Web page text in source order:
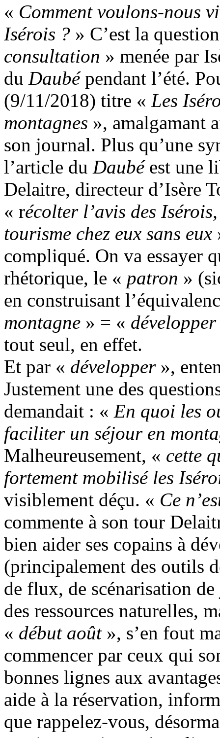
« Comment voulons-nous
Isérois ? » C’est la
consultation » menée par
du Daubépendant l’été.
(9/11/2018) titre « Les
montagnes », amalgamant
son journal. Plus qu’une
l’article du Daubéest une
Delaitre, directeur d’Isère
« récolter l’avis des
tourisme chez eux sans eux
compliqué. On va essayer
rhétorique, le « patron »
en construisant
montagne » = «
tout seul, en effet.
Et par « développer»,
Justement une des
demandait : « En quoi les
faciliter un séjour en
Malheureusement, « cette
fortement mobilisé les
visiblement déçu. « Ce
commente à son tour
bien aider ses copains à
(principalement des outils
de flux, de scénarisation
des ressources naturelles,
« début août», s’en fout
commencer par ceux qui
bonnes lignes aux
aide à la réservation,
que rappelez-vous,